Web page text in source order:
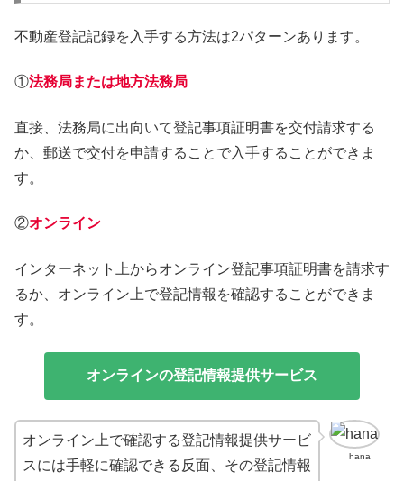
不動産登記記録を入手する方法は2パターンあります。
①法務局または地方法務局
直接、法務局に出向いて登記事項証明書を交付請求する
か、郵送で交付を申請することで入手することができま
す。
②オンライン
インターネット上からオンライン登記事項証明書を請求す
るか、オンライン上で登記情報を確認することができま
す。
オンラインの登記情報提供サービス
hana
オンライン上で確認する登記情報提供サービ
スには手軽に確認できる反面、その登記情報